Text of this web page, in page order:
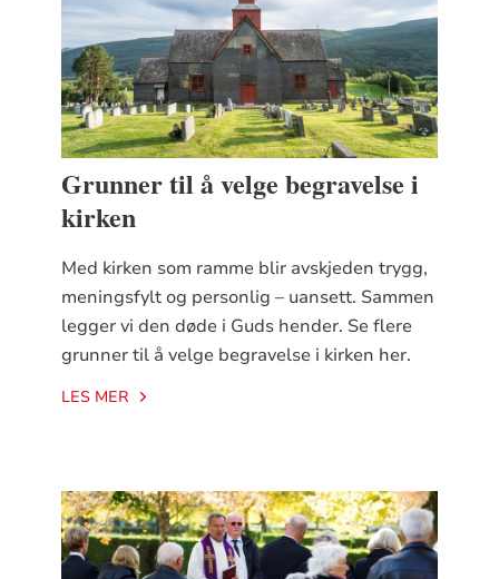
Grunner til å velge begravelse i
kirken
Med kirken som ramme blir avskjeden trygg,
meningsfylt og personlig – uansett. Sammen
legger vi den døde i Guds hender. Se flere
grunner til å velge begravelse i kirken her.
LES MER